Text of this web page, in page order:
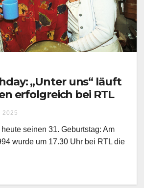
„Unter uns“ läuft
erfolgreich bei RTL
2025
heute seinen 31. Geburtstag: Am
wurde um 17.30 Uhr bei RTL die